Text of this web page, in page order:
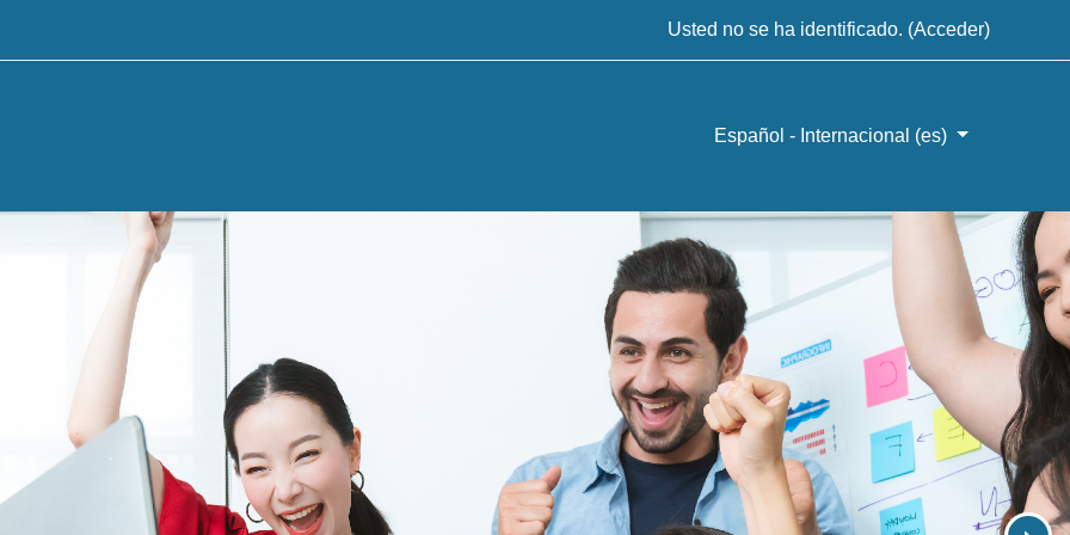
Usted no se ha identificado. (Acceder)
Español - Internacional ‎(es)‎